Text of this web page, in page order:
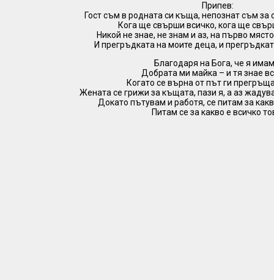
Припев:
Гост съм в родната си къща, непознат съм за
Кога ще свърши всичко, кога ще
Никой не знае, не знам и аз, на първо
И прегръдката на моите деца, и
Благодаря на Бога, че я
Добрата ми майка – и тя знае
Когато се върна от път ги
Жената се грижи за къщата, пази я, а аз
Докато пътувам и работя, се питам за
Питам се за какво е всичко